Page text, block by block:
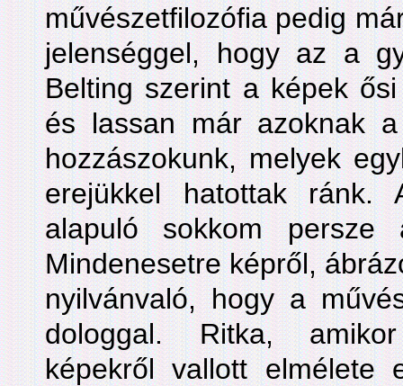
művészetfilozófia pedig
jelenséggel, hogy az a
Belting szerint a képek
és lassan már azoknak
hozzászokunk, melyek
erejükkel hatottak ránk.
alapuló sokkom persze
Mindenesetre képről,
nyilvánvaló, hogy a
dologgal. Ritka,
képekről vallott elmélete